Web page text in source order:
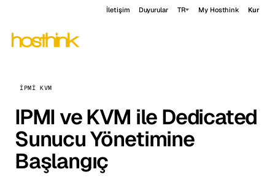
İletişim Duyurular TR My Hosthink Kur
IPMI KVM
IPMI ve KVM ile Dedicated
Sunucu Yönetimine
Başlangıç